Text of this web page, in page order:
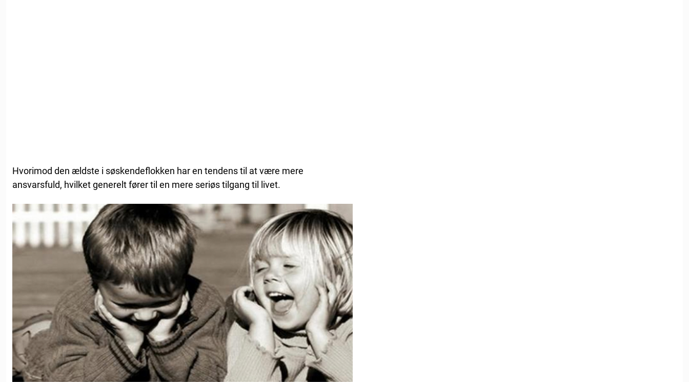
Hvorimod den ældste i søskendeflokken har en tendens til at være mere
ansvarsfuld, hvilket generelt fører til en mere seriøs tilgang til livet.